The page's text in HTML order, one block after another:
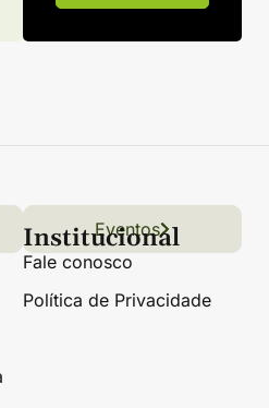
Grãos
Hortifrúti
Eventos
Institucional
Fale conosco
Política de Privacidade